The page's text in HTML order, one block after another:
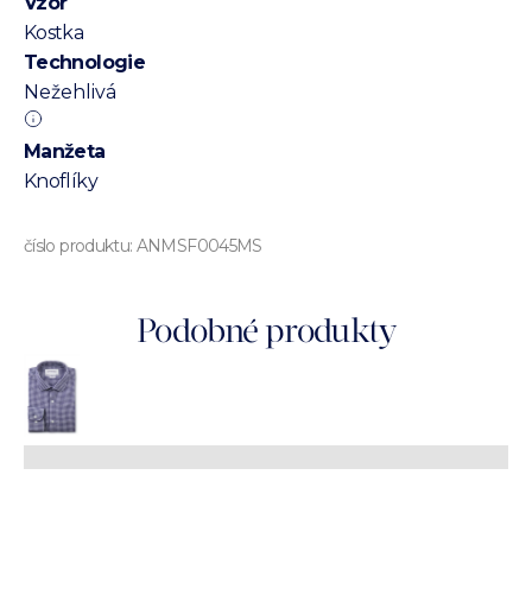
Kostka
Technologie
Nežehlivá
Manžeta
Knoflíky
číslo produktu: ANMSF0045MS
Podobné produkty